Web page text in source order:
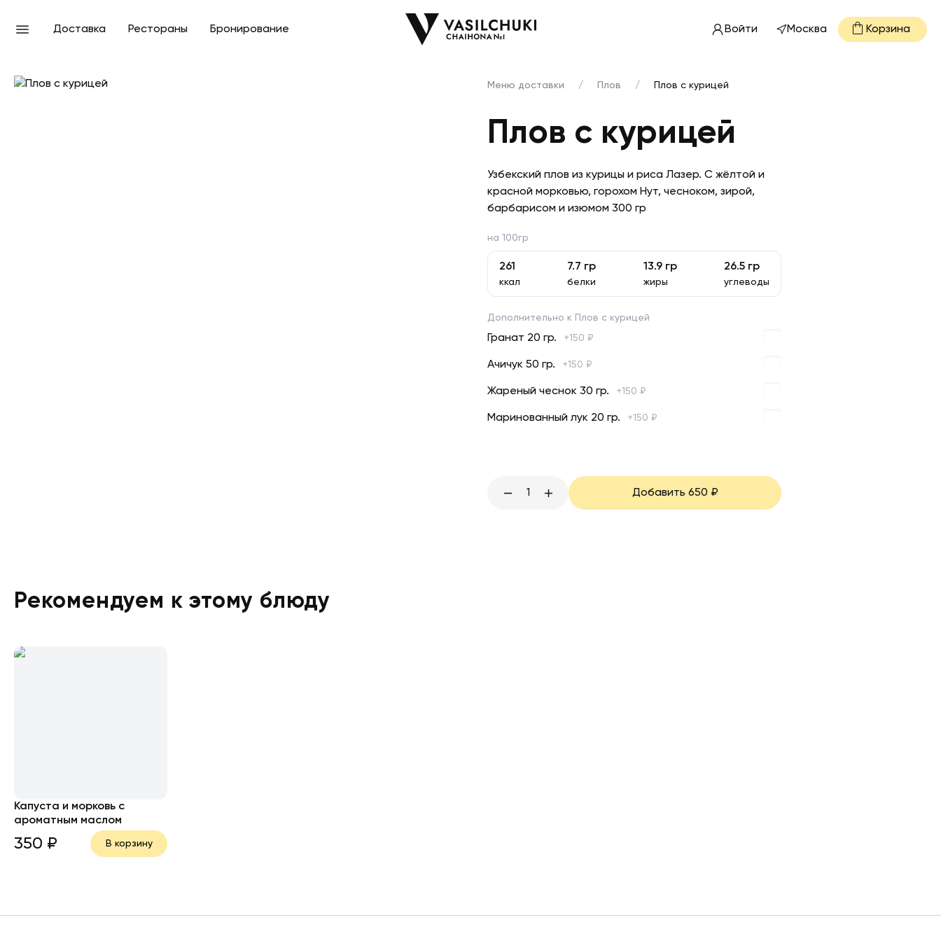
Доставка Рестораны Бронирование Войти Москва Корзина
Меню доставки / Плов / Плов с курицей
Плов с курицей
Узбекский плов из курицы и риса Лазер. С жёлтой и
красной морковью, горохом Нут, чесноком, зирой,
барбарисом и изюмом 300 гр
на 100гр
261
ккал
7.7 гр
белки
13.9 гр
жиры
26.5 гр
углеводы
Дополнительно к Плов с курицей
Гранат 20 гр. +150 ₽
Ачичук 50 гр. +150 ₽
Жареный чеснок 30 гр. +150 ₽
Маринованный лук 20 гр. +150 ₽
1 Добавить 650 ₽
Рекомендуем к этому блюду
Капуста и морковь с
ароматным маслом
350 ₽ В корзину